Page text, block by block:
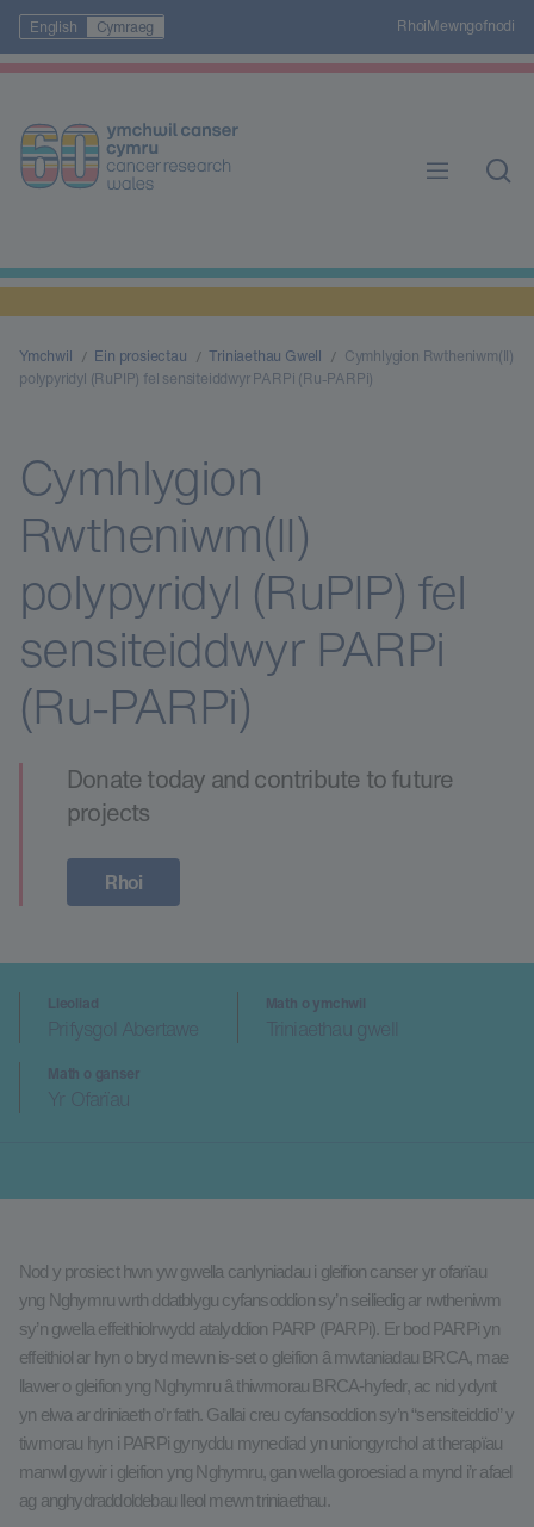
English Cymraeg RhoiMewngofnodi
Ymchwil Ein prosiectau Triniaethau Gwell
Cymhlygion Rwtheniwm(II)
polypyridyl (RuPIP) fel sensiteiddwyr PARPi (Ru-PARPi)
Cymhlygion
Rwtheniwm(II)
polypyridyl (RuPIP) fel
sensiteiddwyr PARPi
(Ru-PARPi)
Donate today and contribute to future
projects
Rhoi
Lleoliad
Prifysgol Abertawe
Math o ymchwil
Triniaethau gwell
Math o ganser
Yr Ofarïau
Nod y prosiect hwn yw gwella canlyniadau i gleifion canser yr ofarïau
yng Nghymru wrth ddatblygu cyfansoddion sy’n seiliedig ar rwtheniwm
sy’n gwella effeithiolrwydd atalyddion PARP (PARPi). Er bod PARPi yn
effeithiol ar hyn o bryd mewn is-set o gleifion â mwtaniadau BRCA, mae
llawer o gleifion yng Nghymru â thiwmorau BRCA-hyfedr, ac nid ydynt
yn elwa ar driniaeth o’r fath. Gallai creu cyfansoddion sy’n “sensiteiddio” y
tiwmorau hyn i PARPi gynyddu mynediad yn uniongyrchol at therapïau
manwl gywir i gleifion yng Nghymru, gan wella goroesiad a mynd i’r afael
ag anghydraddoldebau lleol mewn triniaethau.